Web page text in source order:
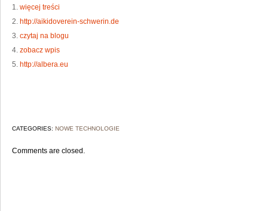
1. więcej treści
2. http://aikidoverein-schwerin.de
3. czytaj na blogu
4. zobacz wpis
5. http://albera.eu
CATEGORIES: NOWE TECHNOLOGIE
Comments are closed.